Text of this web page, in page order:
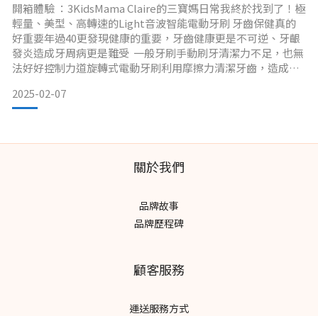
開箱體驗 ：3KidsMama Claire的三寶媽日常我終於找到了！極
輕量、美型、高轉速的Light音波智能電動牙刷 牙齒保健真的
好重要年過40更發現健康的重要，牙齒健康更是不可逆、牙齦
發炎造成牙周病更是難受 一般牙刷手動刷牙清潔力不足，也無
法好好控制力道旋轉式電動牙刷利用摩擦力清潔牙齒，造成牙
輸出至牙刷頂端，還可以按摩牙齦，產生更細緻的泡沫，防止
食物殘渣和牙菌斑產生。 除了專業部分，還有很重要的是只有
2025-02-07
關於我們
品牌故事
品牌歷程碑
顧客服務
運送服務方式